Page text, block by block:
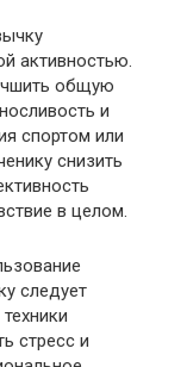
активностью.
общую
и
спортом или
снизить
в целом.
следует
стресс и